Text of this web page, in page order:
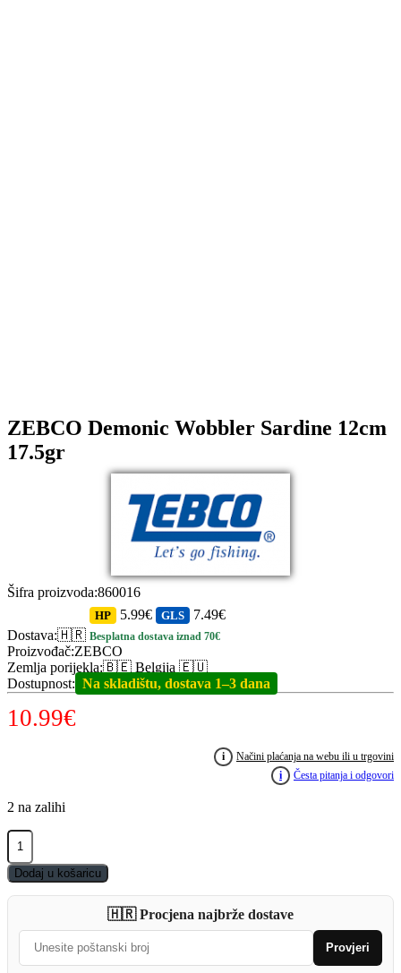
ZEBCO Demonic Wobbler Sardine 12cm
17.5gr
Šifra proizvoda:860016
Dostava:🇭🇷
HP 5.99€ GLS 7.49€
Besplatna dostava iznad 70€
Proizvođač:ZEBCO
Zemlja porijekla:🇧🇪 Belgija 🇪🇺
Dostupnost: Na skladištu, dostava 1–3 dana
10.99€
i
Načini plaćanja na webu ili u trgovini
i
Česta pitanja i odgovori
2 na zalihi
ZEBCO
Demonic
Wobbler
Sardine
12cm
quantity
Dodaj u košaricu
🇭🇷 Procjena najbrže dostave
Provjeri